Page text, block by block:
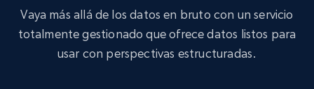
Vaya más allá de los datos en bruto con un servicio
totalmente gestionado que ofrece datos listos para
usar con perspectivas estructuradas.